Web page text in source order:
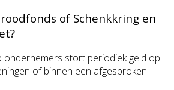
of Schenkkring en
ondernemers stort periodiek geld op
of binnen een afgesproken